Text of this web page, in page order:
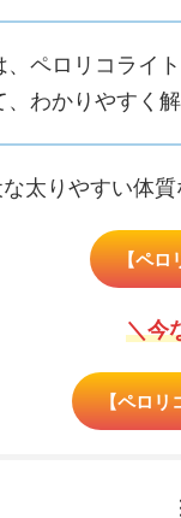
、ペロリコライ
、わかりやすく
太りやすい体
【ペロ
＼今
【ペロリ